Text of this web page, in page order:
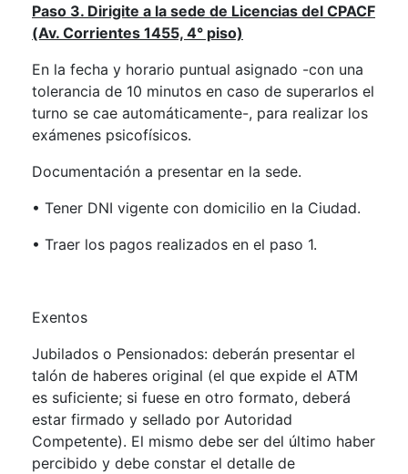
Paso 3. Dirigite a la sede de Licencias del CPACF
(Av. Corrientes 1455, 4° piso)
En la fecha y horario puntual asignado -con una
tolerancia de 10 minutos en caso de superarlos el
turno se cae automáticamente-, para realizar los
exámenes psicofísicos.
Documentación a presentar en la sede.
• Tener DNI vigente con domicilio en la Ciudad.
• Traer los pagos realizados en el paso 1.
Exentos
Jubilados o Pensionados: deberán presentar el
talón de haberes original (el que expide el ATM
es suficiente; si fuese en otro formato, deberá
estar firmado y sellado por Autoridad
Competente). El mismo debe ser del último haber
percibido y debe constar el detalle de